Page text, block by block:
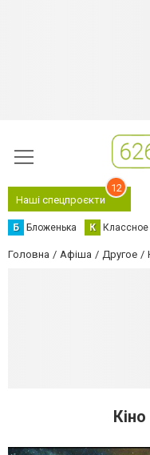
Наші спецпроєкти
12
Б Бложенька К
Головна Афіша Другое